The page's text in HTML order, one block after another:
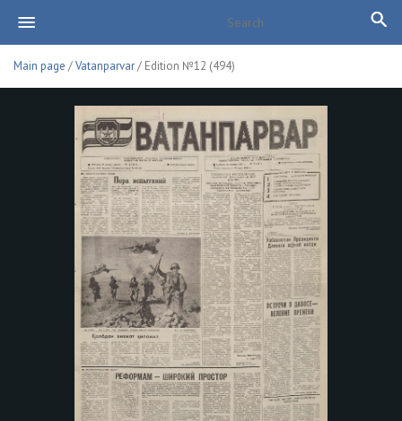
Main page /Vatanparvar/ Edition №12 (494)